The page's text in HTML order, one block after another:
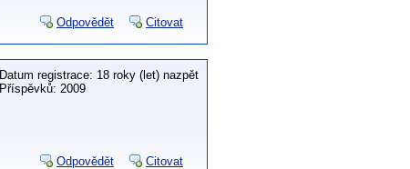
Odpovědět Citovat
Datum registrace: 18 roky (let) nazpět
Příspěvků: 2009
Odpovědět Citovat